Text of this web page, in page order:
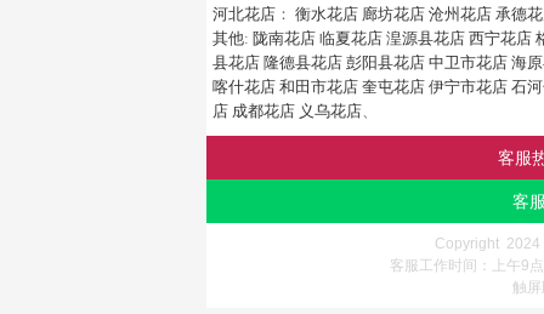
河北花店 ： 衡水花店 廊坊花店 沧州花店 承德
其他: 陇南花店 临夏花店 湟源县花店 西宁花店
县花店 隆德县花店 彭阳县花店 中卫市花店 海
喀什花店 和田市花店 奎屯花店 伊宁市花店 石
店 成都花店 义乌花店、
客服
客
Copyright 2024
客服工作时间：上午9
触